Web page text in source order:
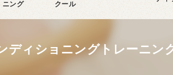
ニング
クール
ディショニングトレーニン